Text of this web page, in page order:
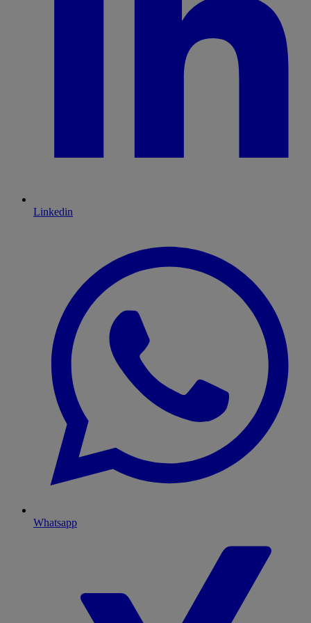
Linkedin
Whatsapp